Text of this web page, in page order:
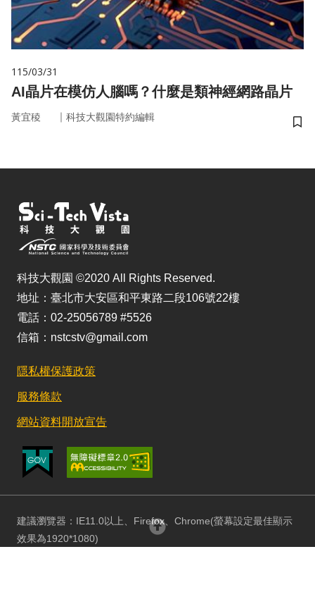
115/03/31
AI晶片在模仿人腦嗎？什麼是類神經網路晶片
黃宜稜 ｜ 科技大觀園特約編輯
儲
科技大觀園 ©2020 All Rights Reserved.
地址：臺北市大安區和平東路二段106號22樓
電話：02-25056789 #5526
信箱：nstcstv@gmail.com
隱私權保護政策
服務條款
網站資料開放宣告
建議瀏覽器：IE11.0以上、Firefox、Chrome(螢幕設定最佳顯示
效果為1920*1080)
回頂部